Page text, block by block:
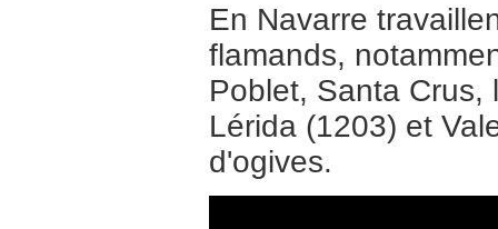
En Navarre
flamands,
Poblet, Santa Crus,
Lérida (1203) et
d'ogives.